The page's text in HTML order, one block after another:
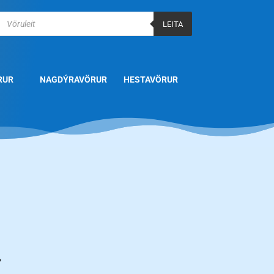
search
LEITA
NAGDÝRAVÖRUR HESTAVÖRUR